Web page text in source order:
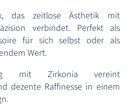
das zeitlose Ästhetik mit
verbindet. Perfekt als
für sich selbst oder als
Wert.
mit Zirkonia vereint
dezente Raffinesse in einem